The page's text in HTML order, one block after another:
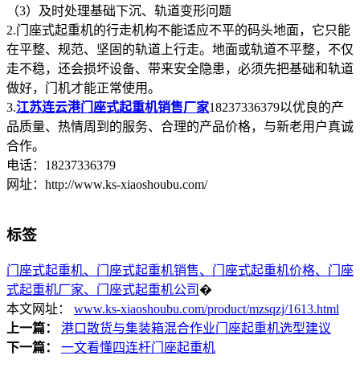
（3）及时处理基础下沉、轨道变形问题
2.门座式起重机的行走机构不能适应不平的码头地面，它只能
在平整、规范、坚固的轨道上行走。地面或轨道不平整，不仅
走不稳，还会损坏设备、带来安全隐患，必须先把基础和轨道
做好，门机才能正常使用。
3.江苏连云港门座式起重机销售厂家18237336379以优良的产
品质量、热情周到的服务、合理的产品价格，与新老用户真诚
合作。
电话：18237336379
网址：http://www.ks-xiaoshoubu.com/
标签
门座式起重机、门座式起重机销售、门座式起重机价格、门座
式起重机厂家、门座式起重机公司 �
本文网址： www.ks-xiaoshoubu.com/product/mzsqzj/1613.html
上一篇：
港口散货与集装箱混合作业门座起重机选型建议
下一篇：
一文看懂四连杆门座起重机